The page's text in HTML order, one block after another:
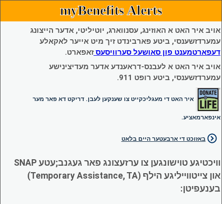
myBenefits Alerts
אויב איר האט א האוזינג, עסנווארג, יוטיליטי, אדער הייצונג
עמערדזשענסי, ביטע פארבינדט זיך מיט אייער לאקאלע
דעפארטמענט פון סאושעל סערוויסעסזאפארט.
אויב איר האט א לעבנס-דראענדע אדער מעדיצינישע
עמערדזשענסי, ביטע רופט 911.
איר האט די מעגליכקייט צו שענקען לעבן. דריקט דא פאר מער
אינפארמאציע.
באזוכט די ארבעטער היים בלאט
וויכטיגע טוישונגען צו ערזעצונג פאר געגנב;עטע SNAP
און צייטווייליגע הילף (Temporary Assistance, TA)
בענעפיטן: